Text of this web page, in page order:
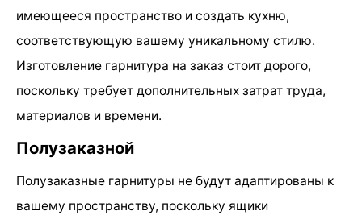
имеющееся пространство и создать кухню,
соответствующую вашему уникальному стилю.
Изготовление гарнитура на заказ стоит дорого,
поскольку требует дополнительных затрат труда,
материалов и времени.
Полузаказной
Полузаказные гарнитуры не будут адаптированы к
вашему пространству, поскольку ящики